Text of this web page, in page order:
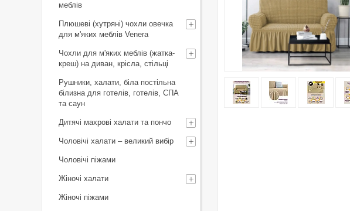
меблів
Плюшеві (хутряні) чохли овечка
для м'яких меблів Venera
Чохли для м'яких меблів (жатка-
креш) на диван, крісла, стільці
Рушники, халати, біла постільна
білизна для готелів, готелів, СПА
та саун
Дитячі махрові халати та пончо
Чоловічі халати – великий вибір
Чоловічі піжами
Жіночі халати
Жіночі піжами